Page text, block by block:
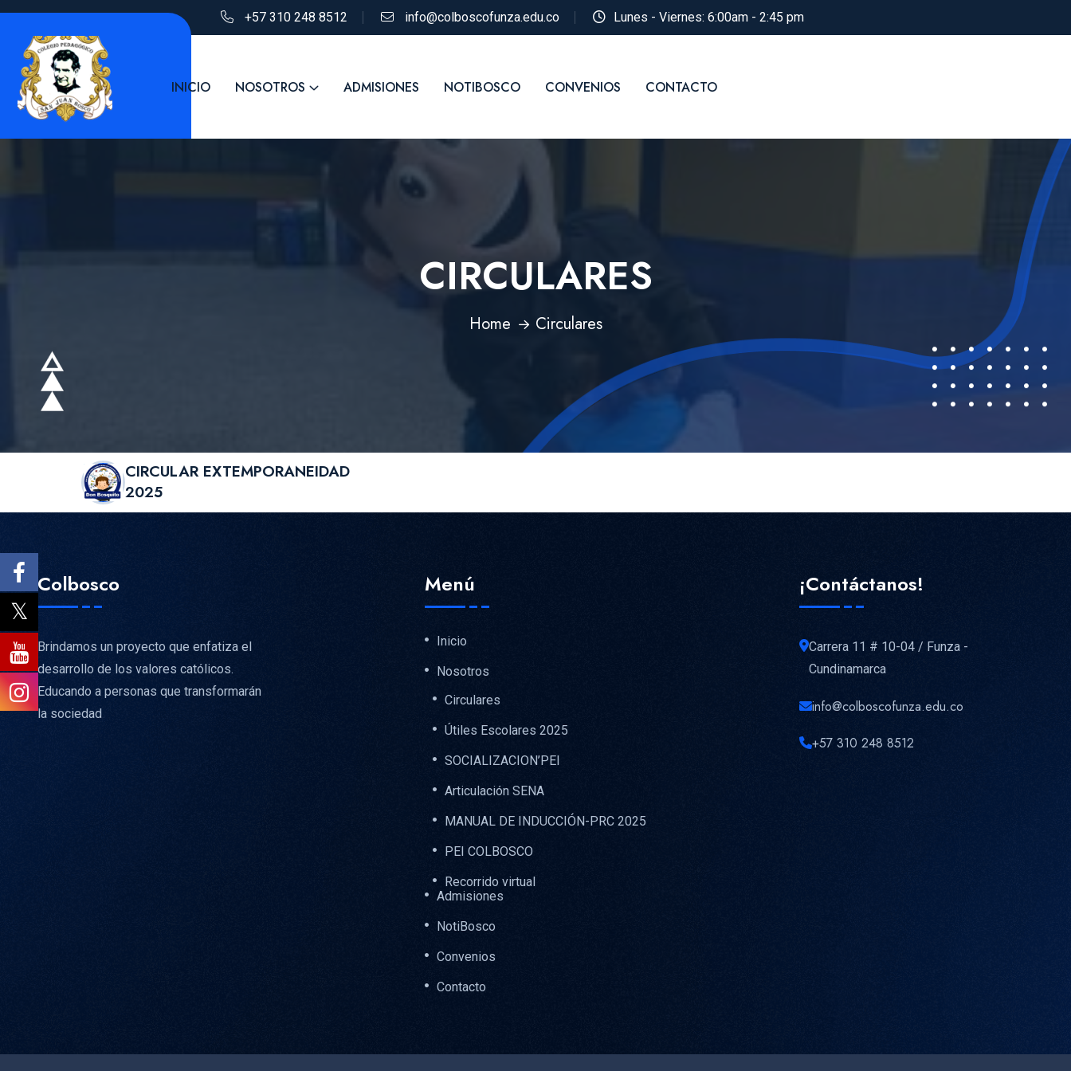
+57 310 248 8512 info@colboscofunza.edu.co Lunes - Viernes: 6:00am - 2:45 pm
INICIO NOSOTROS ADMISIONES NOTIBOSCO CONVENIOS CONTACTO
CIRCULARES
Home Circulares
CIRCULAR EXTEMPORANEIDAD
2025
Colbosco
Brindamos un proyecto que enfatiza el
desarrollo de los valores católicos.
Educando a personas que transformarán
la sociedad
Menú
Inicio
Nosotros
Circulares
Útiles Escolares 2025
SOCIALIZACION’PEI
Articulación SENA
MANUAL DE INDUCCIÓN-PRC 2025
PEI COLBOSCO
Recorrido virtual
Admisiones
NotiBosco
Convenios
Contacto
¡Contáctanos!
Carrera 11 # 10-04 / Funza -
Cundinamarca
info@colboscofunza.edu.co
+57 310 248 8512